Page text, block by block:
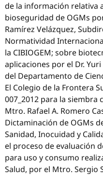
de la información relativa
bioseguridad de OGMs
Ramírez Velázquez,
Normatividad
la CIBIOGEM; sobre
aplicaciones por el Dr.
del Departamento de
El Colegio de la Frontera
007_2012 para la siembra
Mtro. Rafael A. Romero
Dictaminación de OGMs
Sanidad, Inocuidad y
el proceso de evaluación
para uso y consumo
Salud, por el Mtro. Sergio